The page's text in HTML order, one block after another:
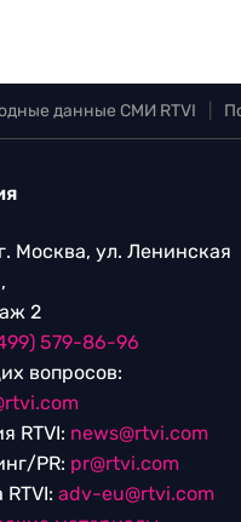
данные СМИ RTVI
Москва, ул. Ленинская
2
579-86-96
вопросов:
RTVI: news@rtvi.com
PR: pr@rtvi.com
adv-eu@rtvi.com